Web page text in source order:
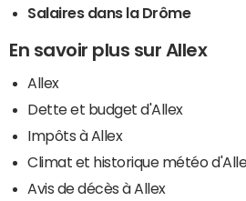
Salaires dans la Drôme
En savoir plus sur Allex
Allex
Dette et budget d'Allex
Impôts à Allex
Climat et historique météo
Avis de décès à Allex